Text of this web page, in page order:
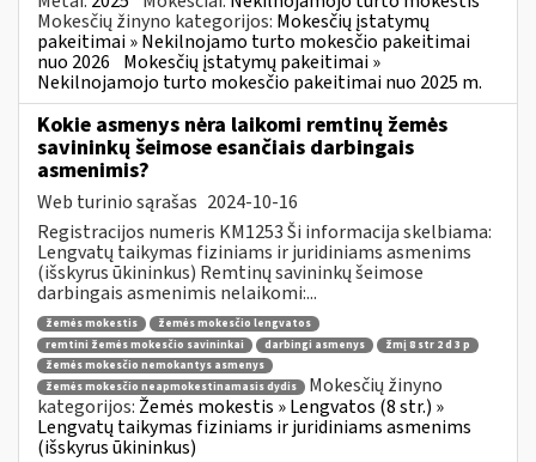
Mokesčių žinyno kategorijos: Mokesčių įstatymų
pakeitimai » Nekilnojamo turto mokesčio pakeitimai
nuo 2026 Mokesčių įstatymų pakeitimai »
Nekilnojamojo turto mokesčio pakeitimai nuo 2025 m.
Kokie asmenys nėra laikomi remtinų žemės
savininkų šeimose esančiais darbingais
asmenimis?
Web turinio sąrašas 2024-10-16
Registracijos numeris KM1253 Ši informacija skelbiama:
Lengvatų taikymas fiziniams ir juridiniams asmenims
(išskyrus ūkininkus) Remtinų savininkų šeimose
darbingais asmenimis nelaikomi:...
žemės mokestis
žemės mokesčio lengvatos
remtini žemės mokesčio savininkai
darbingi asmenys
žmį 8 str 2 d 3 p
žemės mokesčio nemokantys asmenys
žemės mokesčio neapmokestinamasis dydis
Mokesčių žinyno
kategorijos: Žemės mokestis » Lengvatos (8 str.) »
Lengvatų taikymas fiziniams ir juridiniams asmenims
(išskyrus ūkininkus)